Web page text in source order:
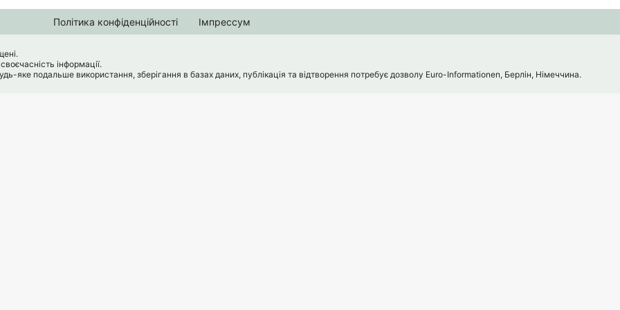
Політика конфіденційності Імпрессум
інформації.
яке подальше використання, зберігання в базах даних, публікація та відтворення потребує дозволу Euro-Informationen, Берлін, Німеччина.